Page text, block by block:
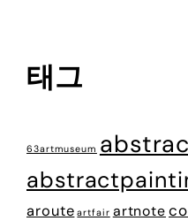
태그
63artmuseum
aroute artfair artnote